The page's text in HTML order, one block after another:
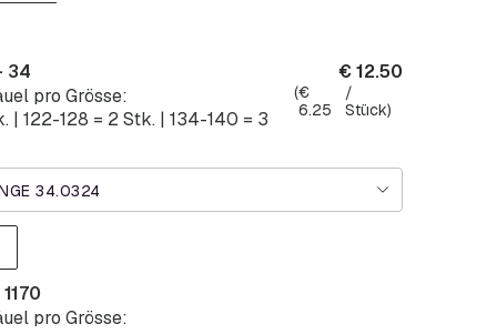
34.0324
34
pro Grösse:
| 122-128 = 2 Stk. | 134-140 = 3
€12.50
(€
6.25
/
Stück)
pro Grösse: